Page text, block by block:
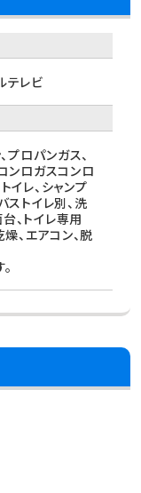
テレビ
プロパンガス、
ンロガスコンロ
イレ、シャンプ
ストイレ別、洗
、トイレ専用
燥、エアコン、脱